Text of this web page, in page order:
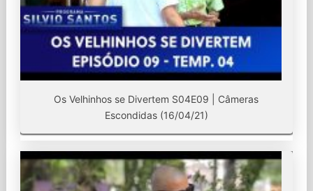
Os Velhinhos se Divertem S04E09 | Câmeras
Escondidas (16/04/21)